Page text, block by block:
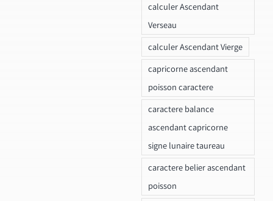
calculer Ascendant
Verseau
calculer Ascendant Vierge
capricorne ascendant
poisson caractere
caractere balance
ascendant capricorne
signe lunaire taureau
caractere belier ascendant
poisson